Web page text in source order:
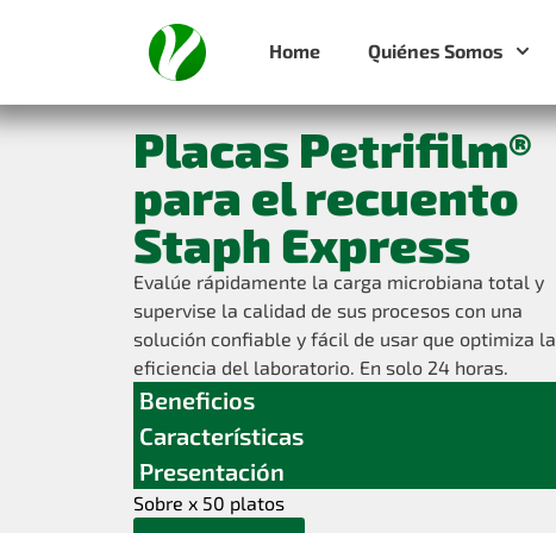
Home Quiénes Somos
Placas Petrifilm®
para el recuento
Staph Express
Evalúe rápidamente la carga microbiana total y
supervise la calidad de sus procesos con una
solución confiable y fácil de usar que optimiza la
eficiencia del laboratorio. En solo 24 horas.
Beneficios
Características
Presentación
Sobre x 50 platos